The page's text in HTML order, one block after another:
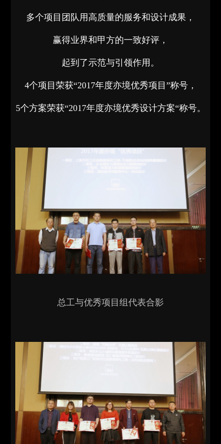
多个项目团队用高质量的服务和设计成果，
赢得业界和甲方的一致好评，
起到了示范与引领作用。
4个项目荣获“2017年度亦境优秀项目”称号，
5个方案荣获“2017年度亦境优秀设计方案“称号。
总工与优秀项目组代表合影